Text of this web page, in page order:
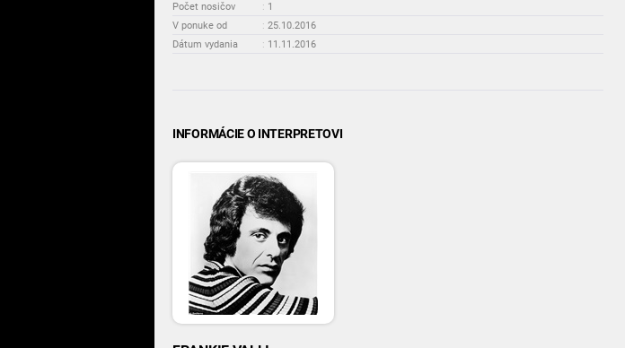
Počet nosičov
: 1
V ponuke od
: 25.10.2016
Dátum vydania
: 11.11.2016
INFORMÁCIE O INTERPRETOVI